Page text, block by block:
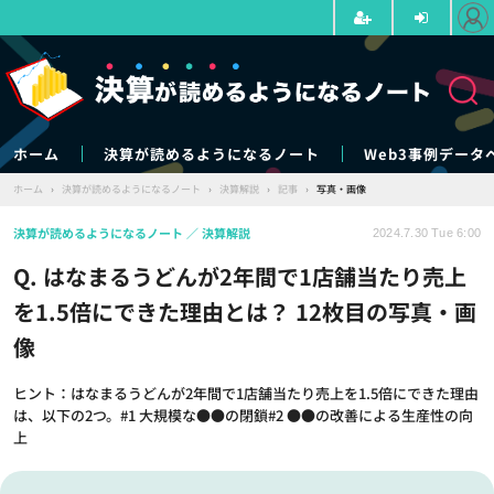
ホーム 決算が読めるようになるノート Web3事例データ
ホーム › 決算が読めるようになるノート › 決算解説 › 記事 › 写真・画像
Q. はなまるうどんが2年間で1店舗当たり売上
を1.5倍にできた理由とは？ 12枚目の写真・画
像
ヒント：はなまるうどんが2年間で1店舗当たり売上を1.5倍にできた理由
は、以下の2つ。#1 大規模な●●の閉鎖#2 ●●の改善による生産性の向
上
決算が読めるようになるノート 決算解説 2024.7.30 Tue 6:00